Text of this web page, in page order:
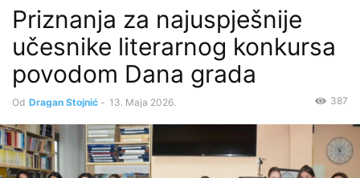
Priznanja za najuspješnije
učesnike literarnog konkursa
povodom Dana grada
Od Dragan Stojnić - 13. Maja 2026. 387